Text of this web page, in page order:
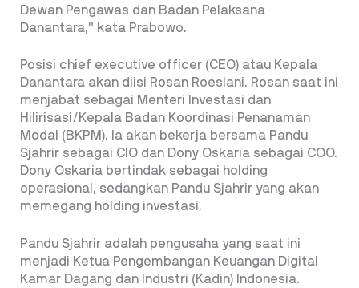
Dewan Pengawas dan Badan Pelaksana
Danantara,” kata Prabowo.
Posisi chief executive officer (CEO) atau Kepala
Danantara akan diisi Rosan Roeslani. Rosan saat ini
menjabat sebagai Menteri Investasi dan
Hilirisasi/Kepala Badan Koordinasi Penanaman
Modal (BKPM). Ia akan bekerja bersama Pandu
Sjahrir sebagai CIO dan Dony Oskaria sebagai COO.
Dony Oskaria bertindak sebagai holding
operasional, sedangkan Pandu Sjahrir yang akan
memegang holding investasi.
Pandu Sjahrir adalah pengusaha yang saat ini
menjadi Ketua Pengembangan Keuangan Digital
Kamar Dagang dan Industri (Kadin) Indonesia.